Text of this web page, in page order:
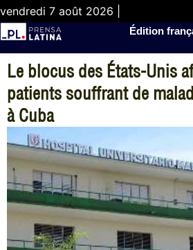
vendredi 7 août 2026 |
Édition
Le blocus des États-Unis
patients souffrant de
à Cuba